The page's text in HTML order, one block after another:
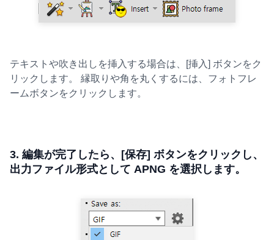
テキストや吹き出しを挿入する場合は、[挿入] ボタンをク
リックします。 縁取りや角を丸くするには、フォトフレ
ームボタンをクリックします。
3. 編集が完了したら、[保存] ボタンをクリックし、
出力ファイル形式として APNG を選択します。